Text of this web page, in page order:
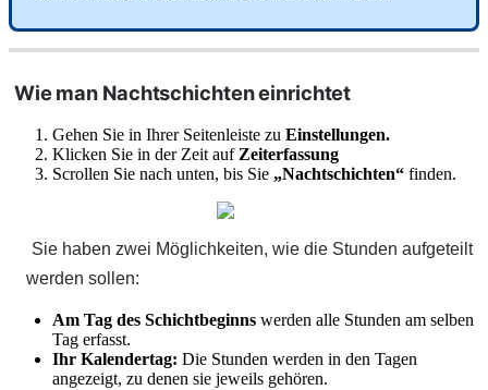
Wie man Nachtschichteneinrichtet
Gehen Sie in Ihrer Seitenleiste zu Einstellungen.
Klicken Sie in der Zeit auf Zeiterfassung
Scrollen Sie nach unten, bis Sie „Nachtschichten“ finden.
Sie haben zwei Möglichkeiten, wie die Stunden aufgeteilt
werden sollen:
Am Tag des Schichtbeginns werden alle Stunden am selben
Tag erfasst.
Ihr Kalendertag: Die Stunden werden in den Tagen
angezeigt, zu denen sie jeweils gehören.